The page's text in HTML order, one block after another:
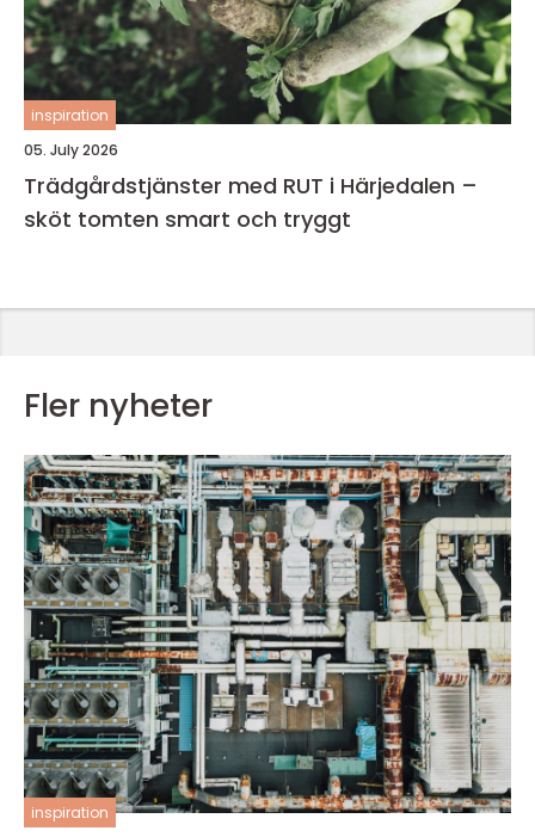
inspiration
05. July 2026
Trädgårdstjänster med RUT i Härjedalen –
sköt tomten smart och tryggt
Fler nyheter
inspiration